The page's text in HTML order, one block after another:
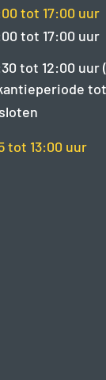
tot 17:00 uur
tot 17:00 uur
tot 12:00 uur
tot 13:00 uur